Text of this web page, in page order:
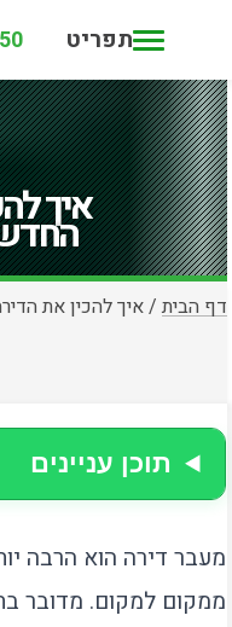
תפריט
איך
דף הבית /איך להכין את
תוכן עניינים
מעבר דירה הוא הרבה
ממקום למקום. מדובר